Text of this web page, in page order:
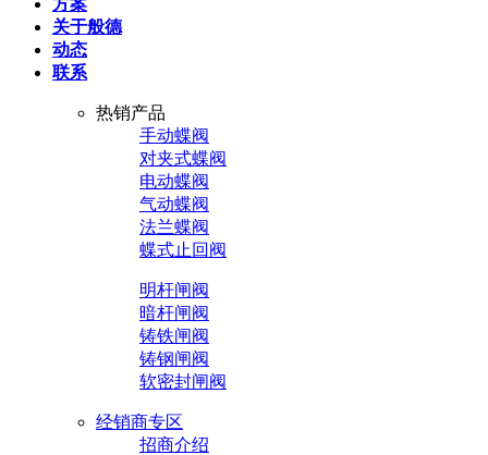
方案
关于般德
动态
联系
热销产品
手动蝶阀
对夹式蝶阀
电动蝶阀
气动蝶阀
法兰蝶阀
蝶式止回阀
明杆闸阀
暗杆闸阀
铸铁闸阀
铸钢闸阀
软密封闸阀
经销商专区
招商介绍